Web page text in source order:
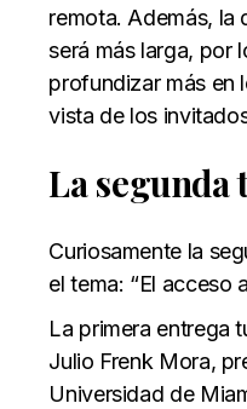
remota. Además, la
será más larga, por
profundizar más en
vista de los
La segunda
Curiosamente la
el tema: “El acceso
La primera entrega
Julio Frenk Mora,
Universidad de